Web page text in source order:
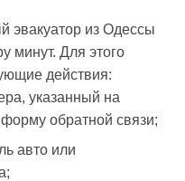
эвакуатор из Одессы
минут. Для этого
действия:
указанный на
обратной связи;
авто или